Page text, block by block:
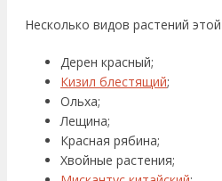
Несколько видов растений
Дерен красный;
Кизил блестящий;
Ольха;
Лещина;
Красная рябина;
Хвойные растения;